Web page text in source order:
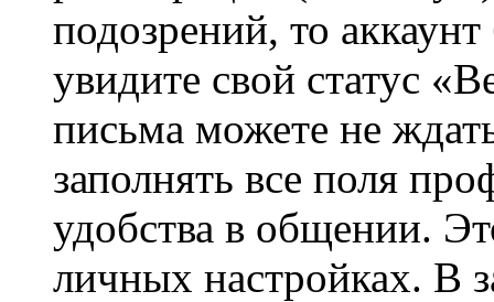
подозрений, то
увидите свой статус
письма можете не
заполнять все поля
удобства в общении.
личных настройках. В